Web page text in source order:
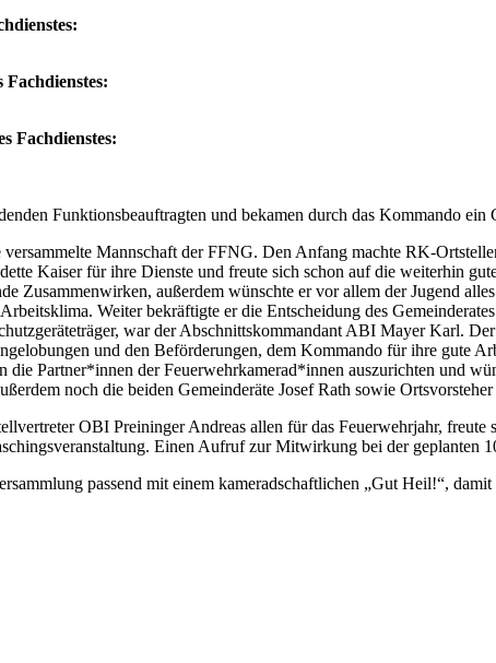
Fachdienstes:
Funktionsbeauftragten und bekamen durch das Kommando ein
Mannschaft der FFNG. Den Anfang machte RK-
Kaiser für ihre Dienste und freute sich schon auf die weiterhin
Zusammenwirken, außerdem wünschte er vor allem der Jugend
Weiter bekräftigte er die Entscheidung des
war der Abschnittskommandant ABI Mayer Karl.
und den Beförderungen, dem Kommando für ihre gute
die Partner*innen der Feuerwehrkamerad*innen auszurichten und
noch die beiden Gemeinderäte Josef Rath sowie
OBI Preininger Andreas allen für das Feuerwehrjahr,
Einen Aufruf zur Mitwirkung bei der geplanten
passend mit einem kameradschaftlichen „Gut Heil!“,